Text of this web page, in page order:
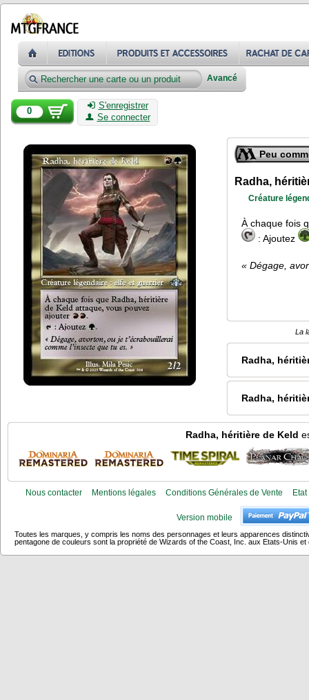
Avancé
0
S'enregistrer
Se connecter
Peu
Radha,
Créature
À chaque fois
: Ajoutez
« Dégage,
La
Radha,
Radha,
Radha, héritière de Keld
Nous contacter Mentions légales Conditions Générales de Vente
Version mobile
Toutes les marques, y compris les noms des personnages et leurs apparences
pentagone de couleurs sont la propriété de Wizards of the Coast, Inc. aux Etats-Unis